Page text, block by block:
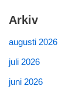
Arkiv
augusti 2026
juli 2026
juni 2026